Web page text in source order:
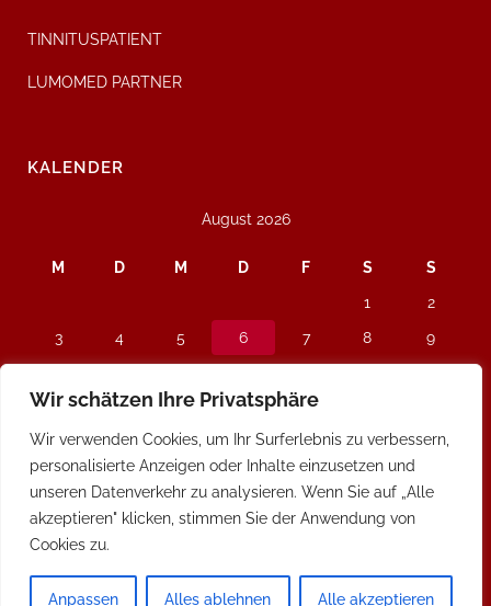
Wir schätzen Ihre Privatsphäre
Wir verwenden Cookies, um Ihr Surferlebnis zu verbessern,
personalisierte Anzeigen oder Inhalte einzusetzen und
unseren Datenverkehr zu analysieren. Wenn Sie auf „Alle
akzeptieren" klicken, stimmen Sie der Anwendung von
Cookies zu.
Anpassen Alles ablehnen Alle akzeptieren
TINNITUSPATIENT
LUMOMED PARTNER
KALENDER
August 2026
M D M D F S
S
1
2
3
4 5 6 7 8
9
17
18 19 20 21
24
25 26 27 28 29
30
« Jan.